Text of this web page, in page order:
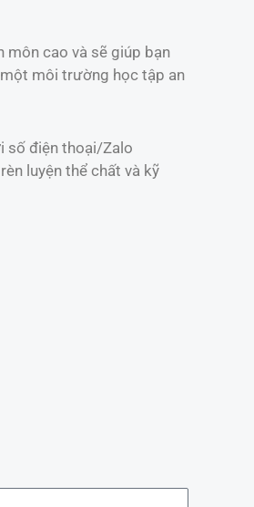
môn cao và sẽ giúp bạn
môi trường học tập an
số điện thoại/Zalo
luyện thể chất và kỹ